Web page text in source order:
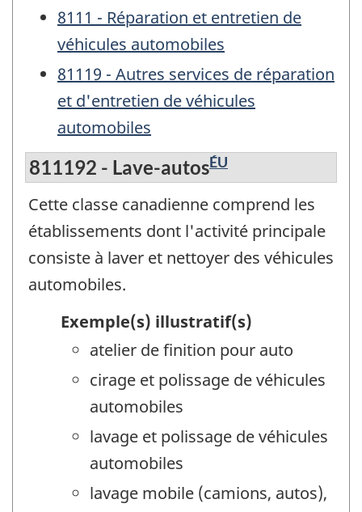
8111 - Réparation et entretien de
véhicules automobiles
81119 - Autres services de réparation
et d'entretien de véhicules
automobiles
811192 - Lave-autosÉU
Cette classe canadienne comprend les
établissements dont l'activité principale
consiste à laver et nettoyer des véhicules
automobiles.
Exemple(s) illustratif(s)
atelier de finition pour auto
cirage et polissage de véhicules
automobiles
lavage et polissage de véhicules
automobiles
lavage mobile (camions, autos),